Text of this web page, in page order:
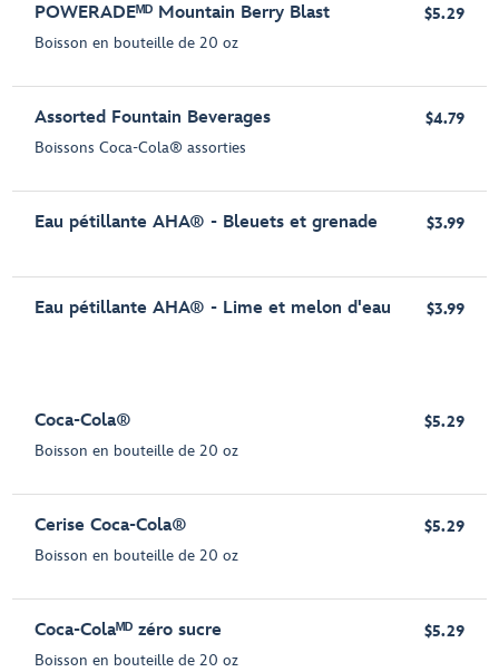
POWERADEᴹᴰ Mountain Berry Blast
Boisson en bouteille de 20 oz
$5.29
Assorted Fountain Beverages
Boissons Coca-Cola® assorties
$4.79
Eau pétillante AHA® - Bleuets et grenade $3.99
Eau pétillante AHA® - Lime et melon d'eau $3.99
Coca-Cola®
Boisson en bouteille de 20 oz
$5.29
Cerise Coca-Cola®
Boisson en bouteille de 20 oz
$5.29
Coca-Colaᴹᴰ zéro sucre
Boisson en bouteille de 20 oz
$5.29